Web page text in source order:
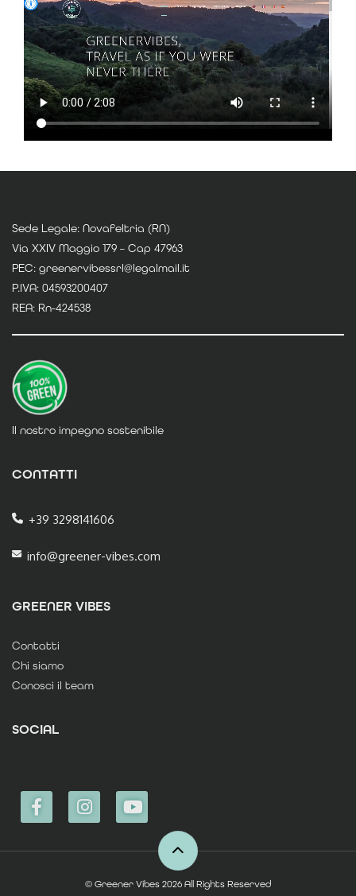
Sede Legale: Novafeltria (RN)
Via XXIV Maggio 179 – Cap 47963
PEC: greenervibessrl@legalmail.it
P.IVA: 04593200407
REA: Rn-424538
Il nostro impegno sostenibile
CONTATTI
+39 3298141606
info@greener-vibes.com
GREENER VIBES
Contatti
Chi siamo
Conosci il team
SOCIAL
© Greener Vibes 2026 All Rights Reserved